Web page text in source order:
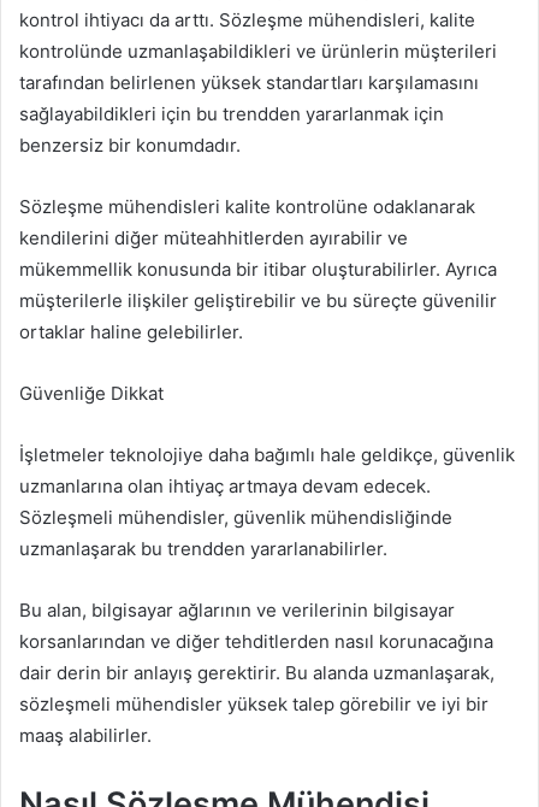
kontrol ihtiyacı da arttı. Sözleşme mühendisleri, kalite
kontrolünde uzmanlaşabildikleri ve ürünlerin müşterileri
tarafından belirlenen yüksek standartları karşılamasını
sağlayabildikleri için bu trendden yararlanmak için
benzersiz bir konumdadır.
Sözleşme mühendisleri kalite kontrolüne odaklanarak
kendilerini diğer müteahhitlerden ayırabilir ve
mükemmellik konusunda bir itibar oluşturabilirler. Ayrıca
müşterilerle ilişkiler geliştirebilir ve bu süreçte güvenilir
ortaklar haline gelebilirler.
Güvenliğe Dikkat
İşletmeler teknolojiye daha bağımlı hale geldikçe, güvenlik
uzmanlarına olan ihtiyaç artmaya devam edecek.
Sözleşmeli mühendisler, güvenlik mühendisliğinde
uzmanlaşarak bu trendden yararlanabilirler.
Bu alan, bilgisayar ağlarının ve verilerinin bilgisayar
korsanlarından ve diğer tehditlerden nasıl korunacağına
dair derin bir anlayış gerektirir. Bu alanda uzmanlaşarak,
sözleşmeli mühendisler yüksek talep görebilir ve iyi bir
maaş alabilirler.